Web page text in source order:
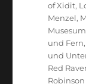
of Xidit,
Menzel,
Musesum
und Fern,
und
Red